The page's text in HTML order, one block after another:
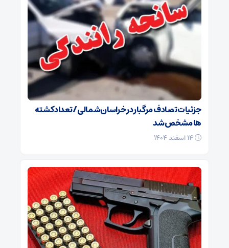
جزئیات تصادف مرگبار در خراسان‌شمالی/ تعداد کشته
ها مشخص شد